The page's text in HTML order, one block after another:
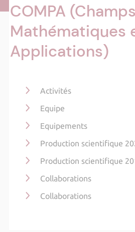
COMPA
Mathématiques
Applications)
Activités
Equipe
Equipements
Production scientifique
Production scientifique
Collaborations
Collaborations